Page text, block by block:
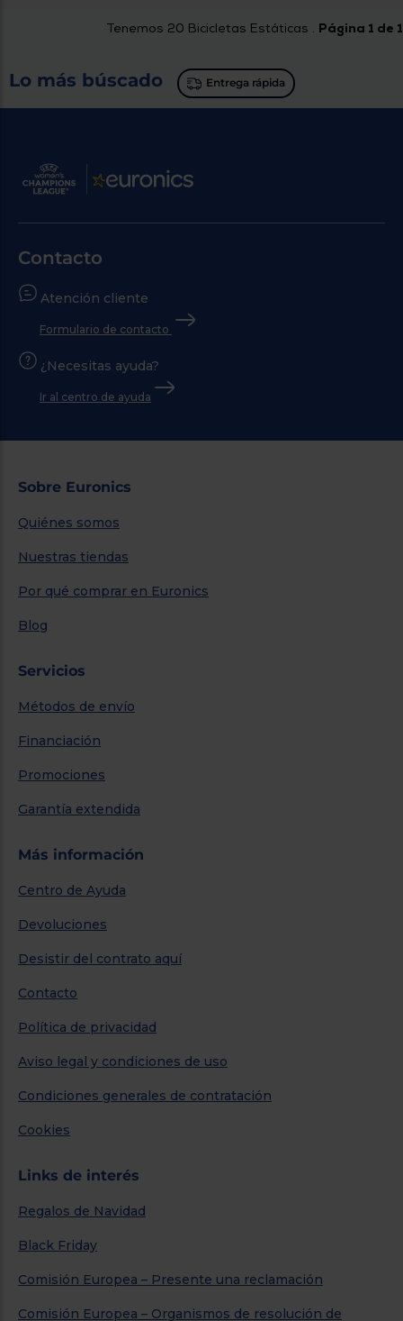
Tenemos 20 Bicicletas Estáticas . Página 1 de 1
Lo más búscado Entrega rápida
Contacto
Atención cliente
Formulario de contacto
¿Necesitas ayuda?
Ir al centro de ayuda
Sobre Euronics
Quiénes somos
Nuestras tiendas
Por qué comprar en Euronics
Blog
Servicios
Métodos de envío
Financiación
Promociones
Garantía extendida
Más información
Centro de Ayuda
Devoluciones
Desistir del contrato aquí
Contacto
Política de privacidad
Aviso legal y condiciones de uso
Condiciones generales de contratación
Cookies
Links de interés
Regalos de Navidad
Black Friday
Comisión Europea – Presente una reclamación
Comisión Europea – Organismos de resolución de